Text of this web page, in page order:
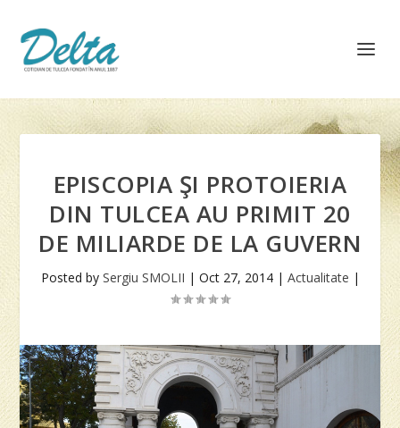
EPISCOPIA ŞI PROTOIERIA
DIN TULCEA AU PRIMIT 20
DE MILIARDE DE LA GUVERN
Posted by Sergiu SMOLII | Oct 27, 2014| Actualitate |